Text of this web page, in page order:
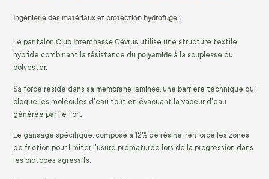
Ingénierie des matériaux et protection hydrofuge :
Le pantalon Club Interchasse Cévrus utilise une structure textile
hybride combinant la résistance du polyamide à la souplesse du
polyester.
Sa force réside dans sa membrane laminée, une barrière technique qui
bloque les molécules d'eau tout en évacuant la vapeur d'eau
générée par l'effort.
Le gansage spécifique, composé à 12% de résine, renforce les zones
de friction pour limiter l'usure prématurée lors de la progression dans
les biotopes agressifs.